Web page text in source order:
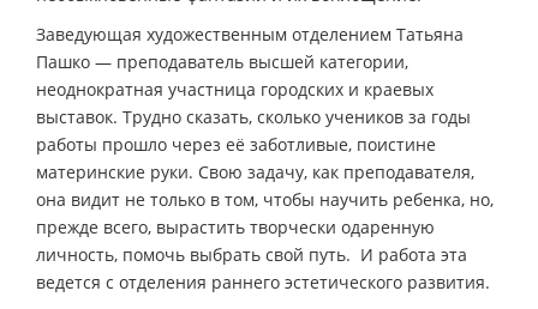
Заведующая художественным отделением Татьяна
Пашко — преподаватель высшей категории,
неоднократная участница городских и краевых
выставок. Трудно сказать, сколько учеников за годы
работы прошло через её заботливые, поистине
материнские руки. Свою задачу, как преподавателя,
она видит не только в том, чтобы научить ребенка, но,
прежде всего, вырастить творчески одаренную
личность, помочь выбрать свой путь. И работа эта
ведется с отделения раннего эстетического развития.